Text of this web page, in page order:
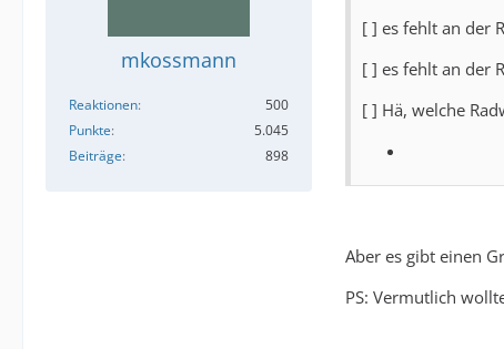
mkossmann
Reaktionen
500
Punkte
5.045
Beiträge
898
[ ] es fehlt an der
[ ] es fehlt an der
[ ] Hä, welche
Aber es gibt einen
PS: Vermutlich